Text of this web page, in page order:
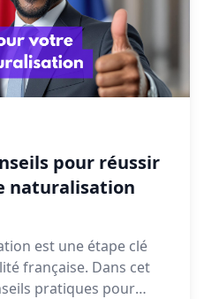
pour réussir
naturalisation
est une étape clé
française. Dans cet
pratiques pour